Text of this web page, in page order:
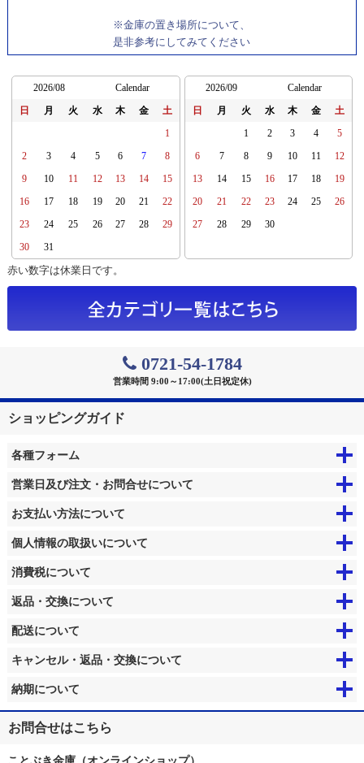
※金庫の置き場所について、
是非参考にしてみてください
2026/08 Calendar
日 月 火 水 木 金 土
1
2 3 4 5 6 7 8
9 10 11 12 13 14 15
16 17 18 19 20 21 22
23 24 25 26 27 28 29
30 31
2026/09 Calendar
日 月 火 水 木 金 土
1 2 3 4 5
6 7 8 9 10 11 12
13 14 15 16 17 18 19
20 21 22 23 24 25 26
27 28 29 30
赤い数字は休業日です。
0721-54-1784
営業時間 9:00～17:00(土日祝定休)
ショッピングガイド
各種フォーム
営業日及び注文・お問合せについて
お支払い方法について
個人情報の取扱いについて
消費税について
返品・交換について
配送について
キャンセル・返品・交換について
納期について
お問合せはこちら